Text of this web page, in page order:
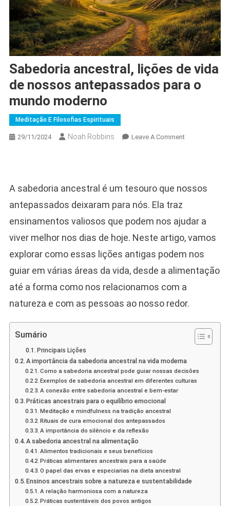
Sabedoria ancestral, lições de vida
de nossos antepassados para o
mundo moderno
Meditação E Filosofias Espirituais
29/11/2024 Noah Robbins Leave A CommentOn
Nossos
Para
O
Mundo
Moderno
A sabedoria ancestral é um tesouro que nossos
antepassados deixaram para nós. Ela traz
ensinamentos valiosos que podem nos ajudar a
viver melhor nos dias de hoje. Neste artigo, vamos
explorar como essas lições antigas podem nos
guiar em várias áreas da vida, desde a alimentação
até a forma como nos relacionamos com a
natureza e com as pessoas ao nosso redor.
Sumário
Principais Lições
A importância da sabedoria ancestral na vida moderna
Como a sabedoria ancestral pode guiar nossas decisões
Exemplos de sabedoria ancestral em diferentes culturas
A conexão entre sabedoria ancestral e bem-estar
Práticas ancestrais para o equilíbrio emocional
Meditação e mindfulness na tradição ancestral
Rituais de cura emocional dos antepassados
A importância do silêncio e da reflexão
A sabedoria ancestral na alimentação
Alimentos tradicionais e seus benefícios
Práticas alimentares ancestrais para a saúde
O papel das ervas e especiarias na dieta ancestral
Ensinos ancestrais sobre a natureza e sustentabilidade
A relação harmoniosa com a natureza
Práticas sustentáveis dos povos antigos